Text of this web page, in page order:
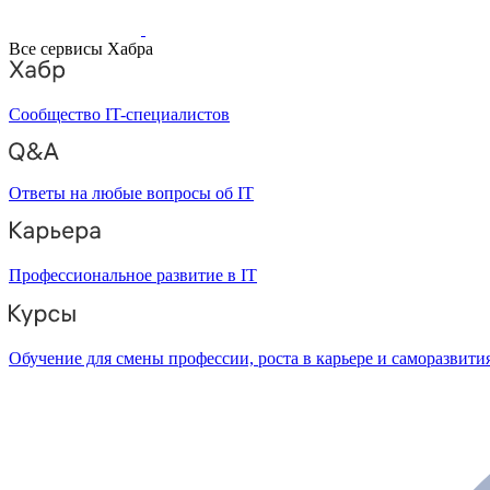
Все сервисы Хабра
Сообщество IT-специалистов
Ответы на любые вопросы об IT
Профессиональное развитие в IT
Обучение для смены профессии, роста в карьере и